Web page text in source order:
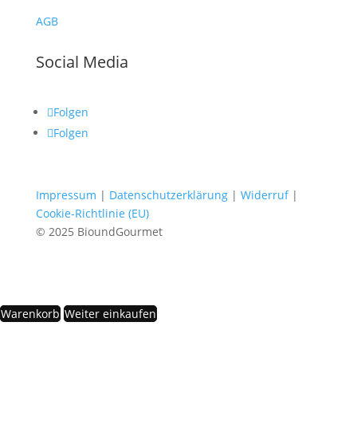
AGB
Social Media
Folgen
Folgen
Impressum | Datenschutzerklärung| Widerruf|
Cookie-Richtlinie (EU)
© 2025 BioundGourmet
Warenkorb Weiter einkaufen